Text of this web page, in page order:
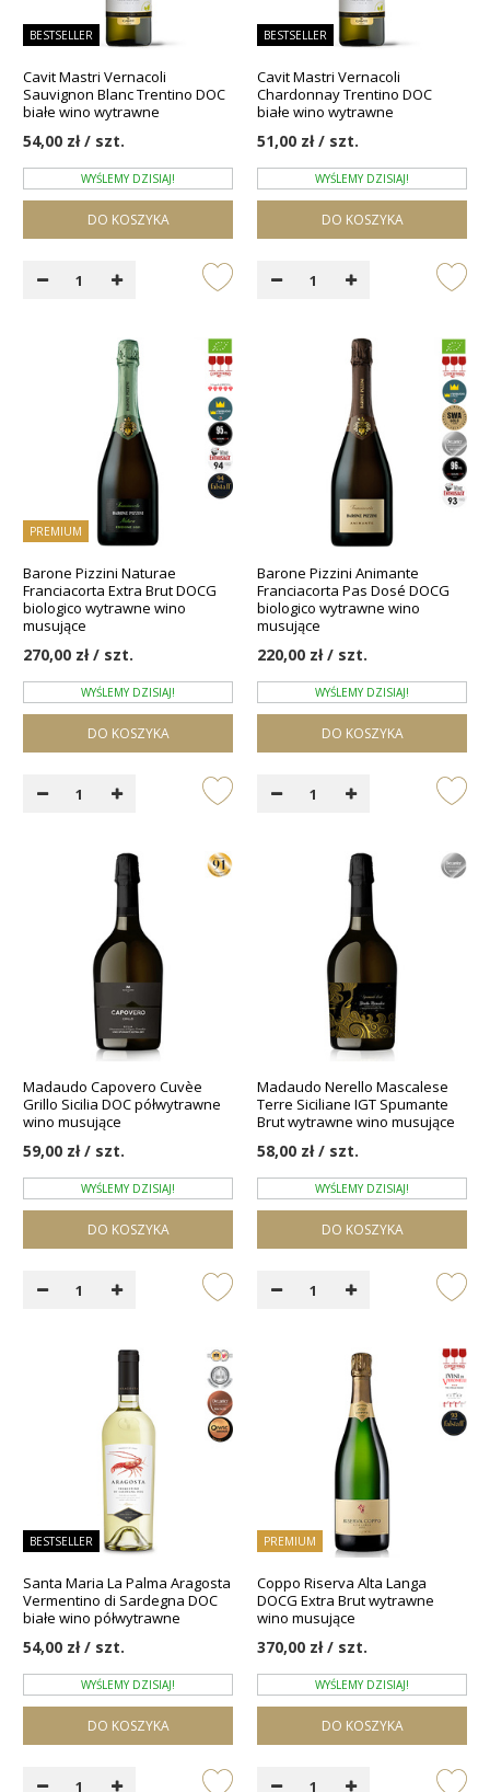
BESTSELLER
Cavit Mastri Vernacoli
Sauvignon Blanc Trentino DOC
białe wino wytrawne
54,00 zł / szt.
WYŚLEMY DZISIAJ!
DO KOSZYKA
BESTSELLER
Cavit Mastri Vernacoli
Chardonnay Trentino DOC
białe wino wytrawne
51,00 zł / szt.
WYŚLEMY DZISIAJ!
DO KOSZYKA
PREMIUM
Barone Pizzini Naturae
Franciacorta Extra Brut DOCG
biologico wytrawne wino
musujące
270,00 zł / szt.
WYŚLEMY DZISIAJ!
DO KOSZYKA
Barone Pizzini Animante
Franciacorta Pas Dosé DOCG
biologico wytrawne wino
musujące
220,00 zł / szt.
WYŚLEMY DZISIAJ!
DO KOSZYKA
Madaudo Capovero Cuvèe
Grillo Sicilia DOC półwytrawne
wino musujące
59,00 zł / szt.
WYŚLEMY DZISIAJ!
DO KOSZYKA
Madaudo Nerello Mascalese
Terre Siciliane IGT Spumante
Brut wytrawne wino musujące
58,00 zł / szt.
WYŚLEMY DZISIAJ!
DO KOSZYKA
BESTSELLER
Santa Maria La Palma Aragosta
Vermentino di Sardegna DOC
białe wino półwytrawne
54,00 zł / szt.
WYŚLEMY DZISIAJ!
DO KOSZYKA
PREMIUM
Coppo Riserva Alta Langa
DOCG Extra Brut wytrawne
wino musujące
370,00 zł / szt.
WYŚLEMY DZISIAJ!
DO KOSZYKA